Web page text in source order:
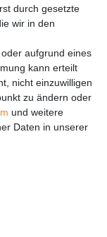
durch gesetzte
wir in den
aufgrund eines
kann erteilt
nicht einzuwilligen
zu ändern oder
und weitere
Daten in unserer